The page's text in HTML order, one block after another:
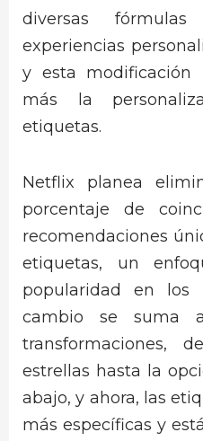
diversas
experiencias
y esta modificación
más la
etiquetas.
Netflix planea
porcentaje de
recomendaciones
etiquetas, un
popularidad en los
cambio se suma
transformaciones,
estrellas hasta la
abajo, y ahora, las
más específicas y